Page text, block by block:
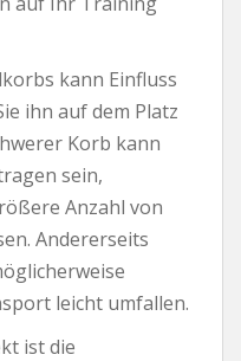
kann Einfluss
ihn auf dem Platz
Korb kann
sein,
Anzahl von
Andererseits
leicht umfallen.
ist die